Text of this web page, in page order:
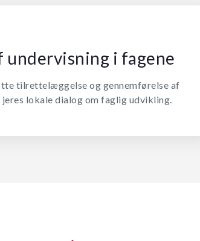
undervisning i fagene
tilrettelæggelse og gennemførelse af
lokale dialog om faglig udvikling.